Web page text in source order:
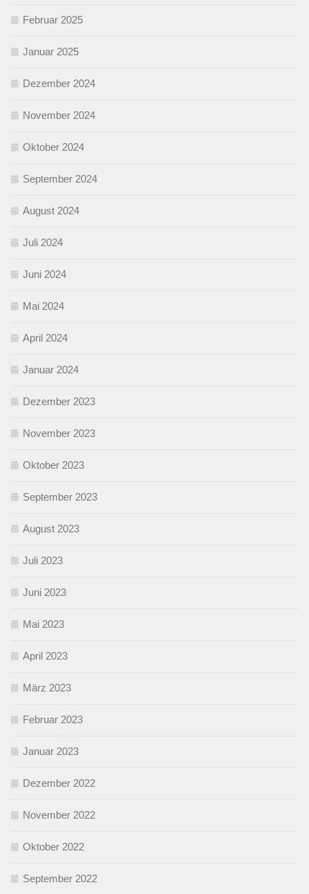
Februar 2025
Januar 2025
Dezember 2024
November 2024
Oktober 2024
September 2024
August 2024
Juli 2024
Juni 2024
Mai 2024
April 2024
Januar 2024
Dezember 2023
November 2023
Oktober 2023
September 2023
August 2023
Juli 2023
Juni 2023
Mai 2023
April 2023
März 2023
Februar 2023
Januar 2023
Dezember 2022
November 2022
Oktober 2022
September 2022